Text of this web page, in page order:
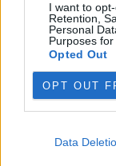
I want to
Retention,
Personal
Purposes for
Opted Out
OPT OUT
Data
do Pardubic.
životní prostředí
Kilian
Budou ale
1.8.2026